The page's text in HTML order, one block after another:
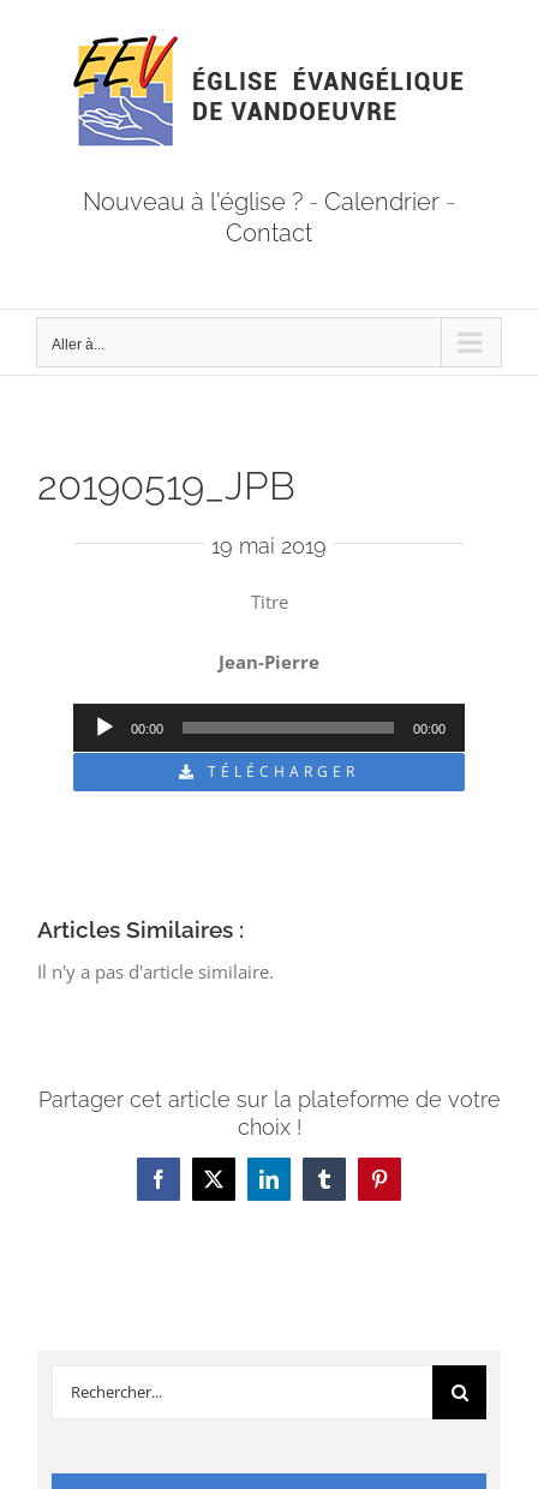
Nouveau à l'église ? - Calendrier -
Contact
Aller à...
20190519_JPB
19 mai 2019
Titre
Jean-Pierre
Lecteur
audio
00:00 00:00
TÉLÉCHARGER
Articles Similaires :
Il n'y a pas d'article similaire.
Partager cet article sur la plateforme de votre
choix !
Facebook
X LinkedInTumblrPinterest
Rechercher: